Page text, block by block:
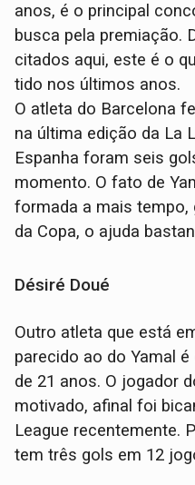
anos, é o principal
busca pela premiação.
citados aqui, este é o
tido nos últimos anos.
O atleta do Barcelona
na última edição da La
Espanha foram seis
momento. O fato de
formada a mais
da Copa, o ajuda
Désiré Doué
Outro atleta que está
parecido ao do Yamal
de 21 anos. O jogador
motivado, afinal foi
League recentemente.
tem três gols em 12